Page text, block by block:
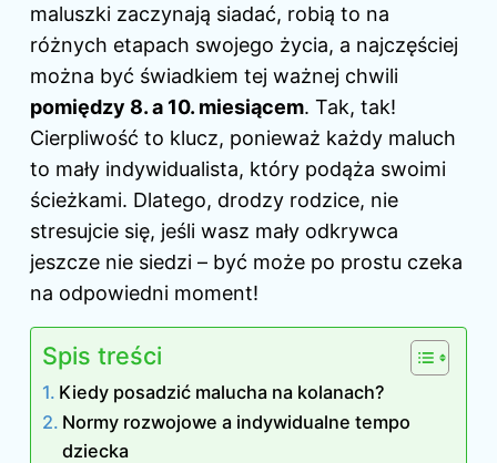
maluszki zaczynają siadać, robią to na
różnych etapach swojego życia, a najczęściej
można być świadkiem tej ważnej chwili
pomiędzy 8. a 10. miesiącem. Tak, tak!
Cierpliwość to klucz, ponieważ każdy maluch
to mały indywidualista, który podąża swoimi
ścieżkami. Dlatego, drodzy rodzice, nie
stresujcie się, jeśli wasz mały odkrywca
jeszcze nie siedzi – być może po prostu czeka
na odpowiedni moment!
Spis treści
Kiedy posadzić malucha na kolanach?
Normy rozwojowe a indywidualne tempo
dziecka